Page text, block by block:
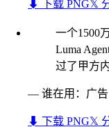
⬇︎ 下载 PNG𝕏
一个1500
Luma
过了甲方
— 谁在用：广
⬇︎ 下载 PNG𝕏